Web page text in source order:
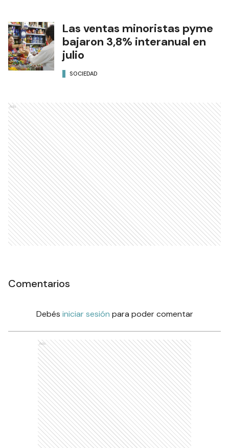
Las ventas minoristas pyme
bajaron 3,8% interanual en
julio
SOCIEDAD
Ads
Comentarios
Debés iniciar sesión para poder comentar
Ads